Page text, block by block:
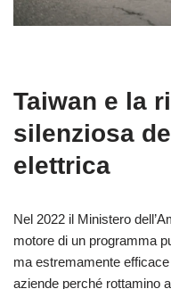
Taiwan e la
silenziosa
elettrica
Nel 2022 il Ministero
motore di un programma
ma estremamente
aziende perché rottamino